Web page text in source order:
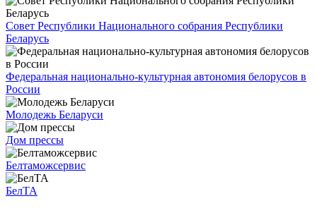
Совет Республики Национального собрания Республики
Беларусь
Федеральная национально-культурная автономия белорусов в
России
Молодежь Беларуси
Дом прессы
Белтаможсервис
БелТА